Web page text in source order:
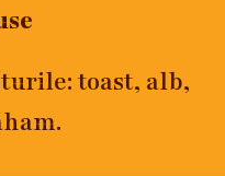
toast, alb,